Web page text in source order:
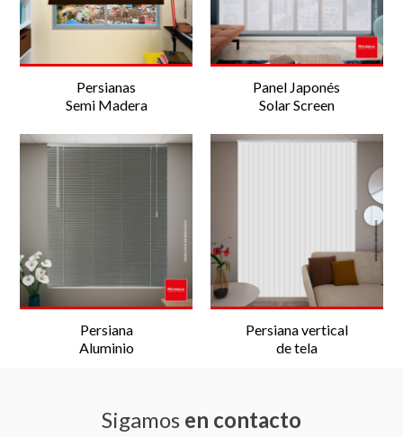
Persianas
Semi Madera
Panel Japonés
Solar Screen
Persiana
Aluminio
Persiana vertical
de tela
Sigamos en contacto